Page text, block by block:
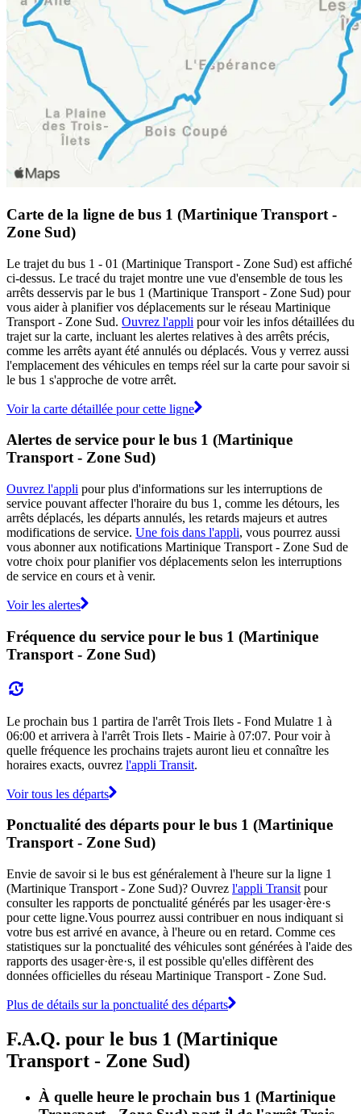
Carte de la ligne de bus 1 (Martinique Transport -
Zone Sud)
Le trajet du bus 1 - 01 (Martinique Transport - Zone Sud) est affiché
ci-dessus. Le tracé du trajet montre une vue d'ensemble de tous les
arrêts desservis par le bus 1 (Martinique Transport - Zone Sud) pour
vous aider à planifier vos déplacements sur le réseau Martinique
Transport - Zone Sud. Ouvrez l'appli pour voir les infos détaillées du
trajet sur la carte, incluant les alertes relatives à des arrêts précis,
comme les arrêts ayant été annulés ou déplacés. Vous y verrez aussi
l'emplacement des véhicules en temps réel sur la carte pour savoir si
le bus 1 s'approche de votre arrêt.
Voir la carte détaillée pour cette ligne
Alertes de service pour le bus 1 (Martinique
Transport - Zone Sud)
Ouvrez l'appli pour plus d'informations sur les interruptions de
service pouvant affecter l'horaire du bus 1, comme les détours, les
arrêts déplacés, les départs annulés, les retards majeurs et autres
modifications de service. Une fois dans l'appli, vous pourrez aussi
vous abonner aux notifications Martinique Transport - Zone Sud de
votre choix pour planifier vos déplacements selon les interruptions
de service en cours et à venir.
Voir les alertes
Fréquence du service pour le bus 1 (Martinique
Transport - Zone Sud)
Le prochain bus 1 partira de l'arrêt Trois Ilets - Fond Mulatre 1 à
06:00 et arrivera à l'arrêt Trois Ilets - Mairie à 07:07. Pour voir à
quelle fréquence les prochains trajets auront lieu et connaître les
horaires exacts, ouvrez l'appli Transit.
Voir tous les départs
Ponctualité des départs pour le bus 1 (Martinique
Transport - Zone Sud)
Envie de savoir si le bus est généralement à l'heure sur la ligne 1
(Martinique Transport - Zone Sud)? Ouvrez l'appli Transit pour
consulter les rapports de ponctualité générés par les usager·ère·s
pour cette ligne.Vous pourrez aussi contribuer en nous indiquant si
votre bus est arrivé en avance, à l'heure ou en retard. Comme ces
statistiques sur la ponctualité des véhicules sont générées à l'aide des
rapports des usager·ère·s, il est possible qu'elles diffèrent des
données officielles du réseau Martinique Transport - Zone Sud.
Plus de détails sur la ponctualité des départs
F.A.Q. pour le bus 1 (Martinique
Transport - Zone Sud)
À quelle heure le prochain bus 1 (Martinique